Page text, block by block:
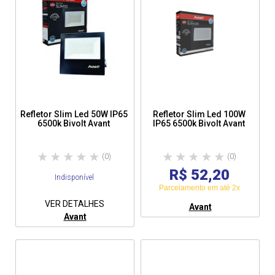
Refletor Slim Led 50W IP65
6500k Bivolt Avant
(0)
Indisponível
VER DETALHES
Avant
Refletor Slim Led 100W
IP65 6500k Bivolt Avant
(0)
R$ 52,20
Parcelamento em até 2x
Avant